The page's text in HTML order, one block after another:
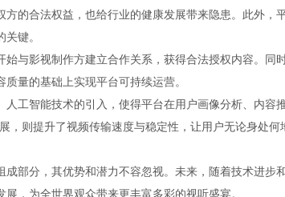
的合法权益，也给行业的健康发展带来隐患。此外，
键。
与影视制作方建立合作关系，获得合法授权内容。同
量的基础上实现平台可持续运营。
工智能技术的引入，使得平台在用户画像分析、内容
，则提升了视频传输速度与稳定性，让用户无论身处
部分，其优势和潜力不容忽视。未来，随着技术进步
，为全世界观众带来更丰富多彩的视听盛宴。